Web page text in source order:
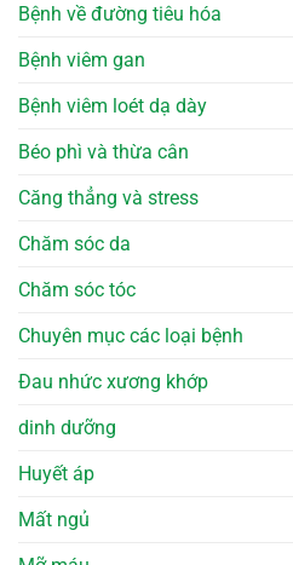
Bệnh về đường tiêu hóa
Bệnh viêm gan
Bệnh viêm loét dạ dày
Béo phì và thừa cân
Căng thẳng và stress
Chăm sóc da
Chăm sóc tóc
Chuyên mục các loại bệnh
Đau nhức xương khớp
dinh dưỡng
Huyết áp
Mất ngủ